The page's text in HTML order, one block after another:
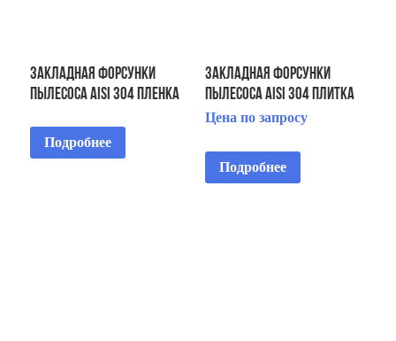
Закладная форсунки
пылесоса AISI 304 пленка
Подробнее
Закладная форсунки
пылесоса AISI 304 плитка
Цена по запросу
Подробнее